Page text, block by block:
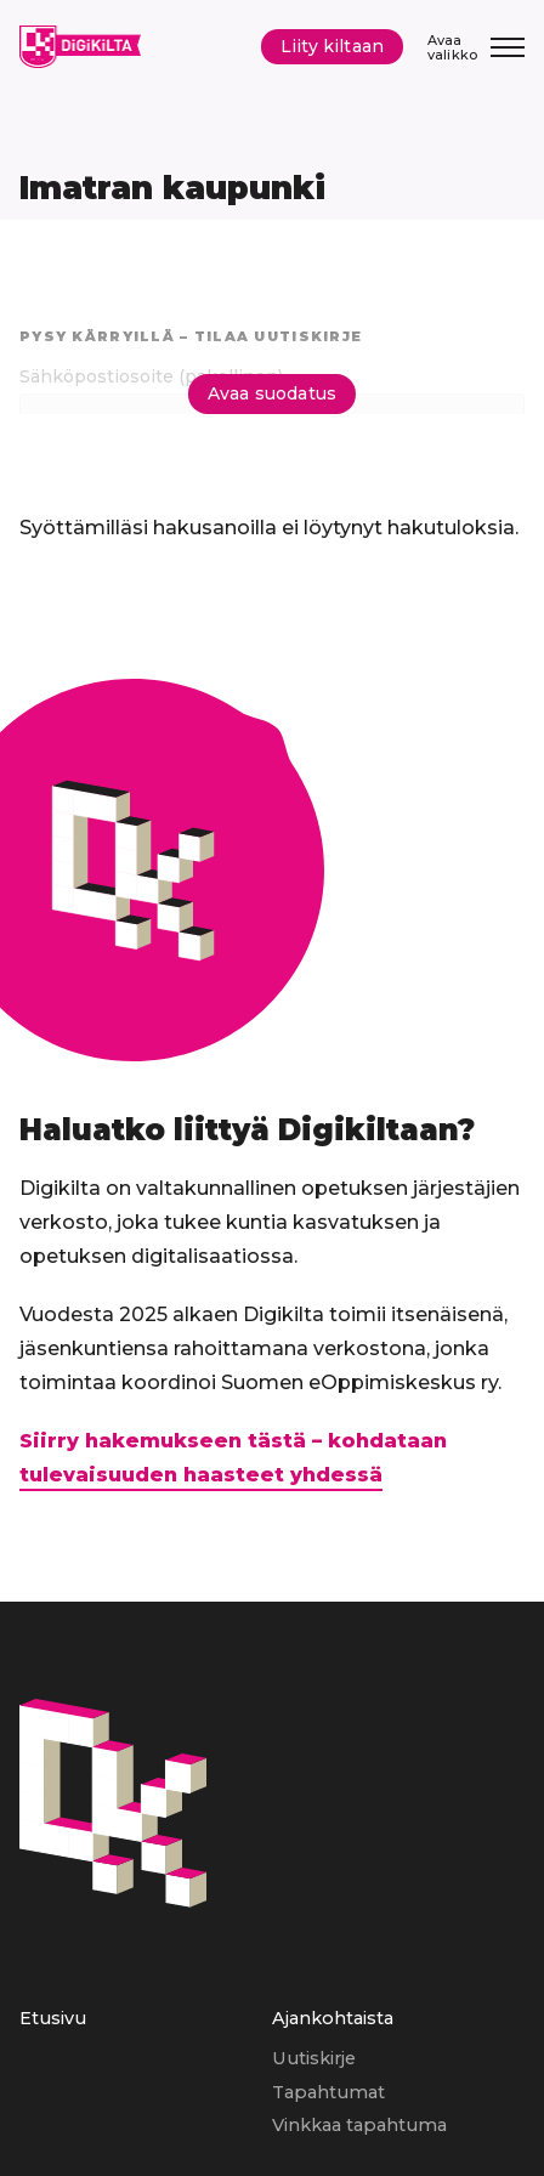
sisältöön
Avaa
valikko
Liity kiltaan
Imatran kaupunki
PYSY KÄRRYILLÄ – TILAA UUTISKIRJE
Sähköpostiosoite (pakollinen)
Avaa suodatus
Syöttämilläsi hakusanoilla ei löytynyt hakutuloksia.
Haluatko liittyä Digikiltaan?
Digikilta on valtakunnallinen opetuksen järjestäjien
verkosto, joka tukee kuntia kasvatuksen ja
opetuksen digitalisaatiossa.
Vuodesta 2025 alkaen Digikilta toimii itsenäisenä,
jäsenkuntiensa rahoittamana verkostona, jonka
toimintaa koordinoi Suomen eOppimiskeskus ry.
Siirry hakemukseen tästä – kohdataan
tulevaisuuden haasteet yhdessä
Etusivu
Ajankohtaista
Uutiskirje
Tapahtumat
Vinkkaa tapahtuma